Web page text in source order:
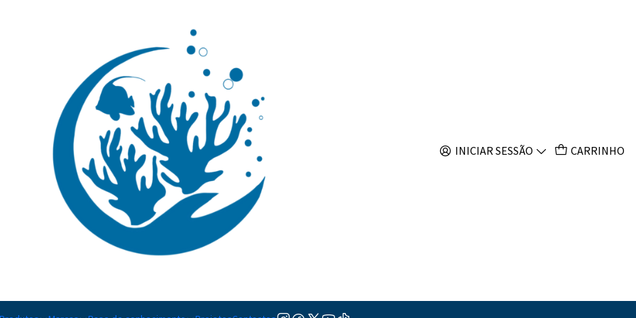
INICIAR SESSÃO CARRINHO
Chrysiptera Talboti
TAMANHO
Adicionar à lista de favoritos
Mostrar stock das localizações
Nível de Cuidados:Iniciante